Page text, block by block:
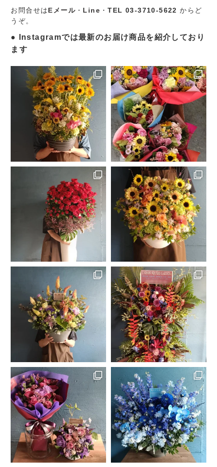
お問合せはEメール ・ Line ・TEL 03-3710-5622 からど
うぞ。
Instagramでは最新のお届け商品を紹介しており
ます